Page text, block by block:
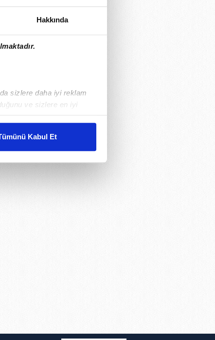
Hakkında
sizlere daha iyi reklam
ve sizlere en iyi
karşılamak
gösterilmeyecektir."
ve sitemizde ilgili
Kabul Et